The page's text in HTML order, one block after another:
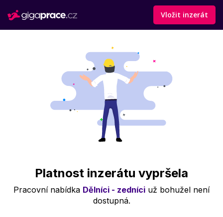
Vložit inzerát
Platnost inzerátu vypršela
Pracovní nabídka Dělníci - zedníci už bohužel není
dostupná.